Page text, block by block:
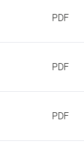
PDF
PDF
PDF